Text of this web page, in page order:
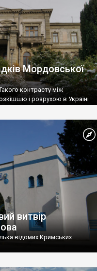
Мордовської
контрасту між
і розрухою в Україні
витвір
відомих Кримських